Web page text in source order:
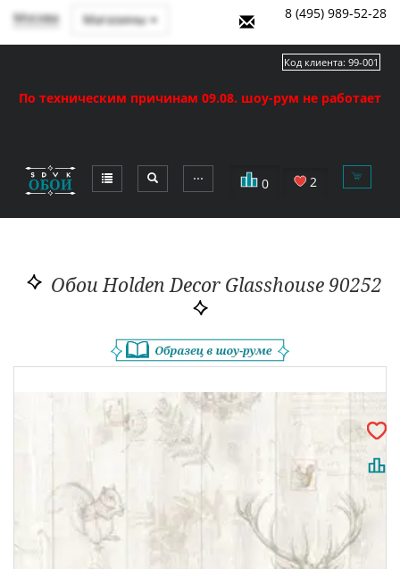
Москва Магазины 8 (495) 989-52-28
По техническим причинам 09.08. шоу-рум не работает
⋯ 0 2
Код клиента: 99-001
Обои Holden Decor Glasshouse 90252